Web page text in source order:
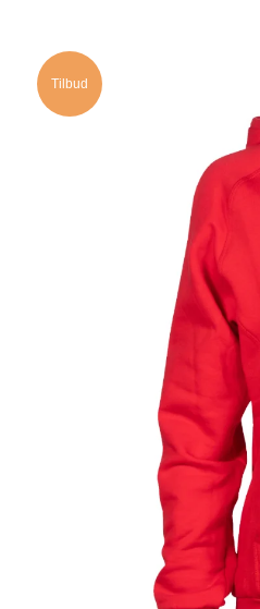
Tilbud